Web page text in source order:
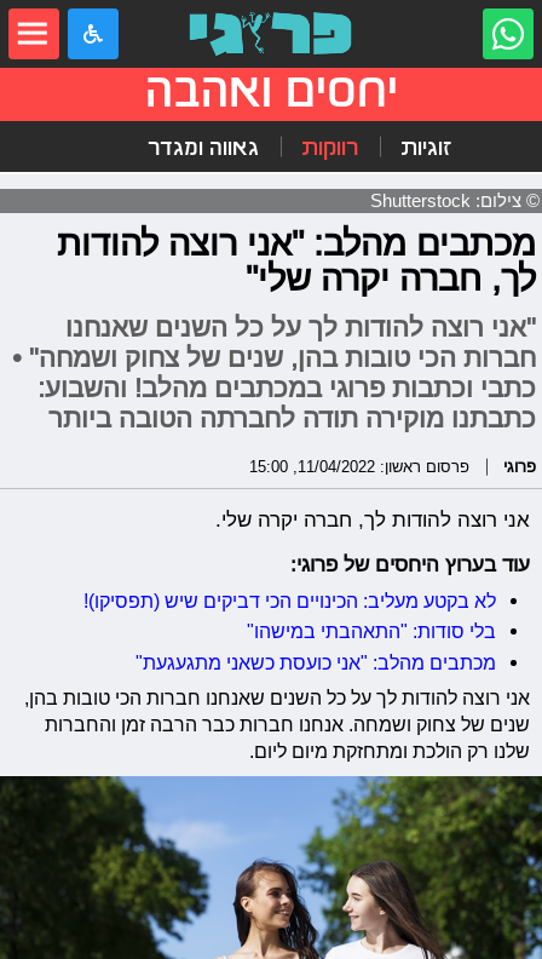
יחסים ואהבה
זוגיות רווקות גאווה ומגדר
© צילום: Shutterstock
מכתבים מהלב: "אני רוצה להודות
לך, חברה יקרה שלי"
"אני רוצה להודות לך על כל השנים שאנחנו
חברות הכי טובות בהן, שנים של צחוק ושמחה" •
כתבי וכתבות פרוגי במכתבים מהלב! והשבוע:
כתבתנו מוקירה תודה לחברתה הטובה ביותר
פרוגי פרסום ראשון: 11/04/2022, 15:00
אני רוצה להודות לך, חברה יקרה שלי.
עוד בערוץ היחסים של פרוגי:
לא בקטע מעליב: הכינויים הכי דביקים שיש (תפסיקו)!
בלי סודות: "התאהבתי במישהו"
מכתבים מהלב: "אני כועסת כשאני מתגעגעת"
אני רוצה להודות לך על כל השנים שאנחנו חברות הכי טובות בהן,
שנים של צחוק ושמחה. אנחנו חברות כבר הרבה זמן והחברות
שלנו רק הולכת ומתחזקת מיום ליום.